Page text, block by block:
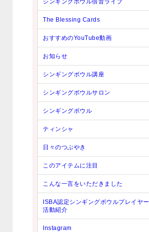
シンギングボウル倍音ライブ
The Blessing Cards
おすすめのYouTube動画
お知らせ
シンギングボウル講座
シンギングボウルサロン
シンギングボウル
ティンシャ
日々のつぶやき
このアイテムに注目
こんな一言をいただきました
ISBA認定シンギングボウルプレイヤー
活動紹介
Instagram